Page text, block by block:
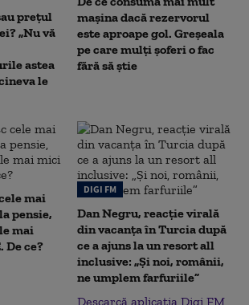
prețul
„Nu vă
astea
le
mașina dacă rezervorul
este aproape gol. Greșeala
pe care mulți șoferi o fac
fără să știe
mai
pensie,
mai
De ce?
DIGI FM
Dan Negru, reacție virală
din vacanța în Turcia după
ce a ajuns la un resort all
inclusive: „Și noi, românii,
ne umplem farfuriile”
Descarcă aplicația Digi FM